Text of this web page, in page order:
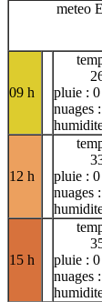
meteo
09 h
pluie :
nuages
12 h
pluie :
nuages
15 h
pluie :
nuages